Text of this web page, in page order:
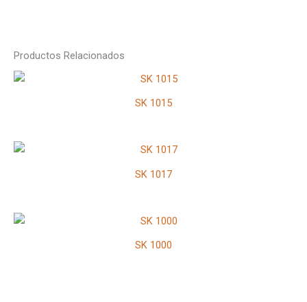
Productos Relacionados
SK 1015
SK 1017
SK 1000